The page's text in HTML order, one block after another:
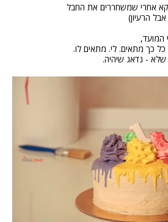
אחרי שמשחררים את החבל
הרעיון)
המועד,
כל כך מתאים. לי. מתאים לו.
- נדאג שיהיה.